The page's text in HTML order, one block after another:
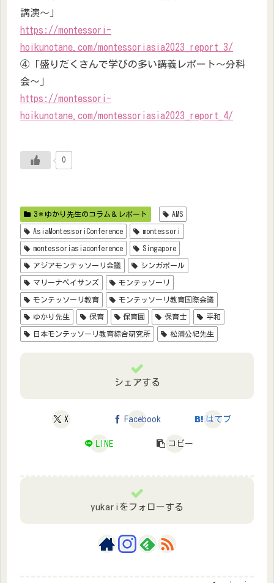
講演～」
https://montessori-
hoikunotane.com/montessoriasia2023_report_3/
④「盛りだくさんで学びの多い講義レポート～分科
会～」
https://montessori-
hoikunotane.com/montessoriasia2023_report_4/
0
3＊ゆかり先生のコラム＆レポート AMS
AsiaMontessoriConference montessori
montessoriasiaconference Singapore
アジアモンテッソーリ会議 シンガポール
マリーナベイサンズ モンテッソーリ
モンテッソーリ教育 モンテッソーリ教育国際会議
ゆかり先生 保育 保育園 保育士 平和
日本モンテッソーリ教育綜合研究所 松浦公紀先生
シェアする
X Facebook はてブ
LINE コピー
yukariをフォローする